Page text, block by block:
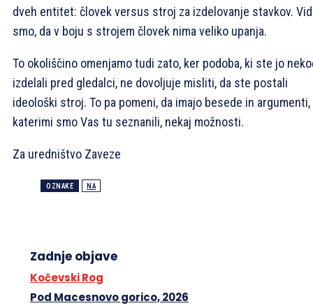
dveh entitet: človek versus stroj za izdelovanje stavkov.
smo, da v boju s strojem človek nima veliko upanja.
To okoliščino omenjamo tudi zato, ker podoba, ki ste jo
izdelali pred gledalci, ne dovoljuje misliti, da ste postali
ideološki stroj. To pa pomeni, da imajo besede in
katerimi smo Vas tu seznanili, nekaj možnosti.
Za uredništvo Zaveze
OZNAKE NA
Zadnje objave
Kočevski Rog
Pod Macesnovo gorico, 2026